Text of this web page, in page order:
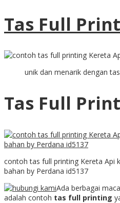
Tas Full
unik dan menarik dengan
Tas Full
contoh tas full printing Kereta Api
bahan by Perdana id5137
Ada berbagai
adalah contoh tas full printing